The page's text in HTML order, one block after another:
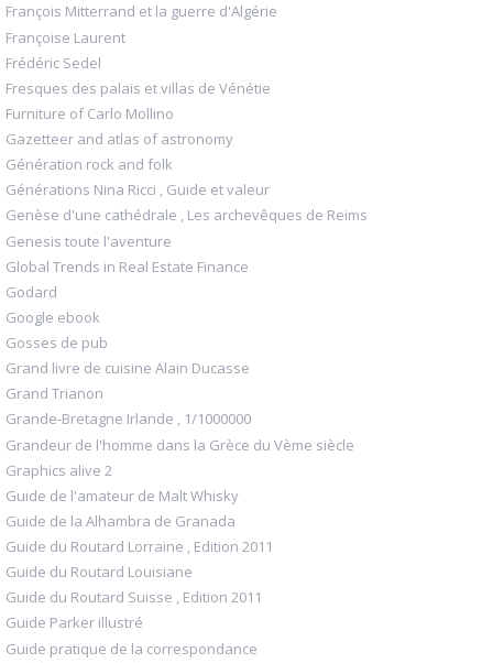
François Mitterrand et la guerre d'Algérie
Françoise Laurent
Frédéric Sedel
Fresques des palais et villas de Vénétie
Furniture of Carlo Mollino
Gazetteer and atlas of astronomy
Génération rock and folk
Générations Nina Ricci , Guide et valeur
Genèse d'une cathédrale , Les archevêques de Reims
Genesis toute l'aventure
Global Trends in Real Estate Finance
Godard
Google ebook
Gosses de pub
Grand livre de cuisine Alain Ducasse
Grand Trianon
Grande-Bretagne Irlande , 1/1000000
Grandeur de l'homme dans la Grèce du Vème siècle
Graphics alive 2
Guide de l'amateur de Malt Whisky
Guide de la Alhambra de Granada
Guide du Routard Lorraine , Edition 2011
Guide du Routard Louisiane
Guide du Routard Suisse , Edition 2011
Guide Parker illustré
Guide pratique de la correspondance